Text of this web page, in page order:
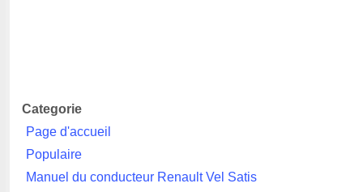
Categorie
Page d'accueil
Populaire
Manuel du conducteur Renault Vel Satis